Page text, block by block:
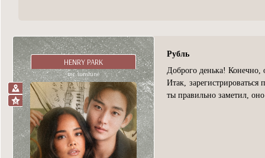
HENRY PARK
mr. sunshine
Рубль
Доброго денька! Конечно,
Итак,
ты правильно заметил,